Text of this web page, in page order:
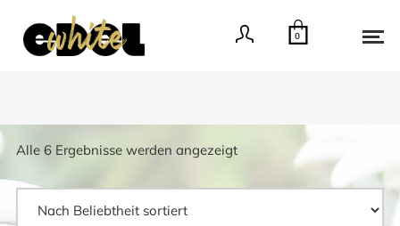
0
Alle 6 Ergebnisse werden angezeigtNach